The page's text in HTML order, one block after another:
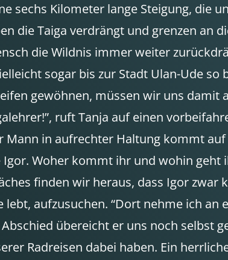
sechs Kilometer lange Steigung, die
die Taiga verdrängt und grenzen an
die Wildnis immer weiter
sogar bis zur Stadt Ulan-Ude
gewöhnen, müssen wir uns damit
ruft Tanja auf einen
Mann in aufrechter Haltung kommt
Igor. Woher kommt ihr und wohin
finden wir heraus, dass Igor
lebt, aufzusuchen. “Dort nehme ich
übereicht er uns noch selbst
Radreisen dabei haben. Ein